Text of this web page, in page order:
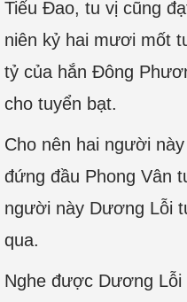
Tiểu Đao, tu vị cũng
niên kỷ hai mươi mốt
tỷ của hắn Đông
cho tuyển bạt.
Cho nên hai người
đứng đầu Phong Vân
người này Dương Lỗi
qua.
Nghe được Dương